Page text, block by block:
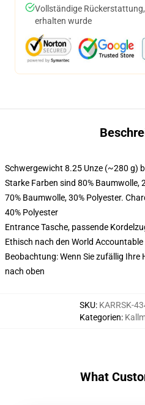
Vollständige
erhalten wurde
Schwergewicht 8.25 Unze (~280 g)
Starke Farben sind 80% Baumwolle,
70% Baumwolle, 30% Polyester.
40% Polyester
Entrance Tasche, passende
Ethisch nach den World
Beobachtung: Wenn Sie zufällig Ihre
nach oben
SKU: KARRSK-
Kategorien:
What